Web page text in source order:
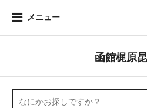
メニュー
函館梶原